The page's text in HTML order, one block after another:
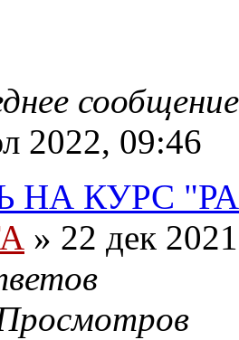
сообщение
2022, 09:46
НА КУРС
» 22 дек